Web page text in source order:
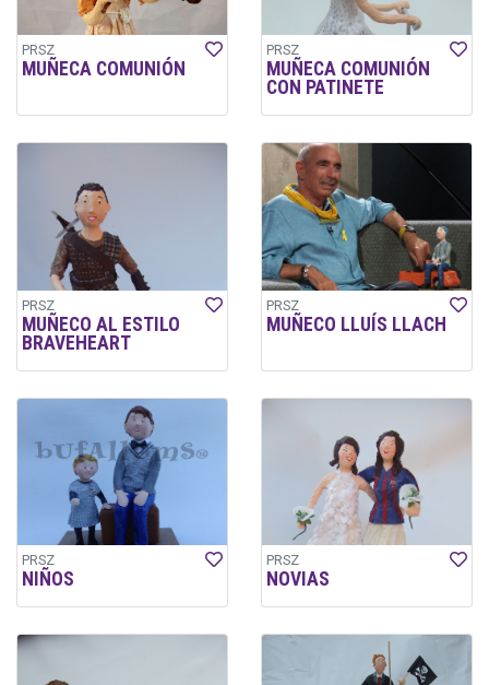
PRSZ
MUÑECA COMUNIÓN
PRSZ
MUÑECA COMUNIÓN
CON PATINETE
PRSZ
MUÑECO AL ESTILO
BRAVEHEART
PRSZ
MUÑECO LLUÍS LLACH
PRSZ
NIÑOS
PRSZ
NOVIAS